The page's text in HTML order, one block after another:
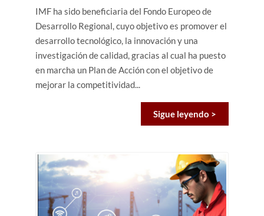
IMF ha sido beneficiaria del Fondo Europeo de
Desarrollo Regional, cuyo objetivo es promover el
desarrollo tecnológico, la innovación y una
investigación de calidad, gracias al cual ha puesto
en marcha un Plan de Acción con el objetivo de
mejorar la competitividad...
Sigue leyendo >